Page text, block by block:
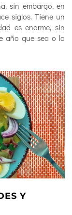
sin embargo, en
siglos. Tiene un
es enorme, sin
año que sea o la
Y